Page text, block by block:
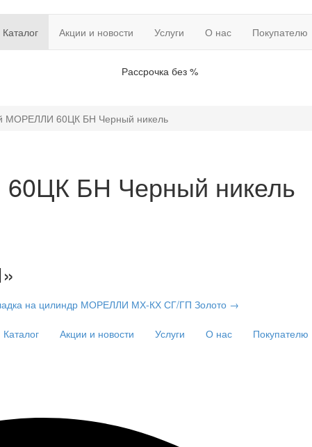
Каталог Акции и новости Услуги О нас Покупателю
Рассрочка без %
МОРЕЛЛИ 60ЦК БН Черный никель
БН Черный никель
на цилиндр МОРЕЛЛИ МХ-КХ СГ/ГП Золото →
Каталог Акции и новости Услуги О нас Покупателю